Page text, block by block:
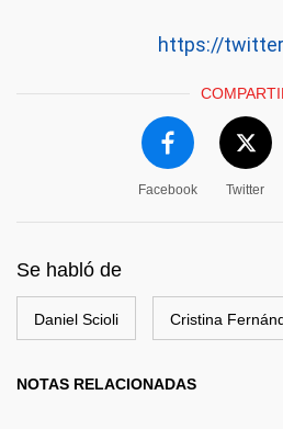
https://
Facebook Twitter
Se habló de
Daniel Scioli Cristina
NOTAS RELACIONADAS